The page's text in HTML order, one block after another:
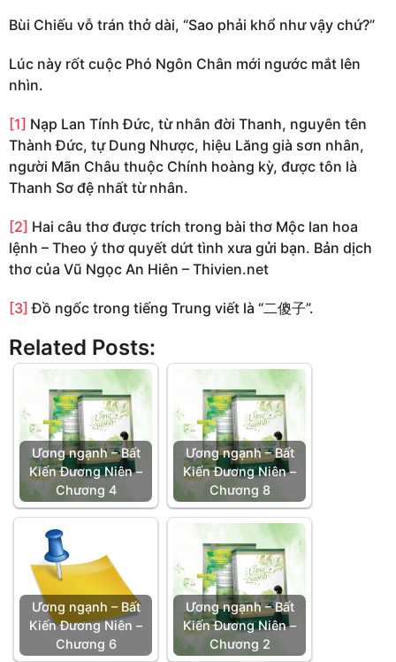
Bùi Chiếu vỗ trán thở dài, “Sao phải khổ như vậy chứ?”
Lúc này rốt cuộc Phó Ngôn Chân mới ngước mắt lên
nhìn.
[1] Nạp Lan Tính Đức, từ nhân đời Thanh, nguyên tên
Thành Đức, tự Dung Nhược, hiệu Lăng già sơn nhân,
người Mãn Châu thuộc Chính hoàng kỳ, được tôn là
Thanh Sơ đệ nhất từ nhân.
[2] Hai câu thơ được trích trong bài thơ Mộc lan hoa
lệnh – Theo ý thơ quyết dứt tình xưa gửi bạn. Bản dịch
thơ của Vũ Ngọc An Hiên – Thivien.net
[3] Đồ ngốc trong tiếng Trung viết là “二傻子”.
Related Posts:
Ương ngạnh – Bất
Kiến Đương Niên –
Chương 4
Ương ngạnh – Bất
Kiến Đương Niên –
Chương 8
Ương ngạnh – Bất
Kiến Đương Niên –
Chương 6
Ương ngạnh – Bất
Kiến Đương Niên –
Chương 2